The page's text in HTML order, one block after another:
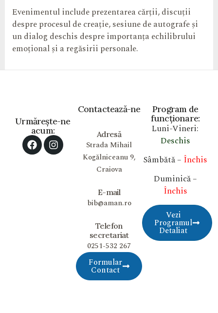
Evenimentul include prezentarea cărții, discuții
despre procesul de creație, sesiune de autografe și
un dialog deschis despre importanța echilibrului
emoțional și a regăsirii personale.
Program de
funcționare:
Luni-Vineri:
Deschis
Sâmbătă – Închis
Duminică –
Închis
Vezi
Programul
Detaliat
Contactează-ne
Adresă
Strada Mihail
Kogălniceanu 9,
Craiova
E-mail
bib@aman.ro
Telefon
secretariat
0251-532 267
Formular
Contact
Urmărește-ne
acum: